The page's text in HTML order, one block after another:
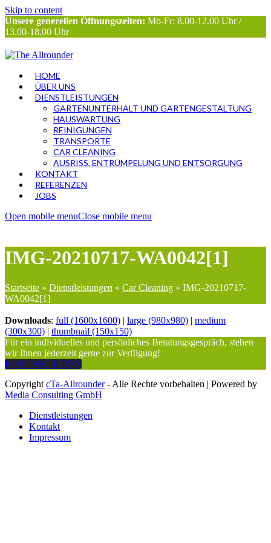
Skip to content
Unsere generellen Öffnungszeiten: Mo-Fr: 8.00-12.00 Uhr /
13.00-18.00 Uhr
HOME
ÜBER UNS
DIENSTLEISTUNGEN
GARTENUNTERHALT UND GARTENGESTALTUNG
HAUSWARTUNG
REINIGUNGEN
TRANSPORTE
CAR CLEANING
AUSRISS, ENTRÜMPELUNG UND ENTSORGUNG
KONTAKT
REFERENZEN
JOBS
Open mobile menuClose mobile menu
IMG-20210717-WA0042[1]
Startseite » Dienstleistungen » Car Cleaning » IMG-20210717-
WA0042[1]
Downloads: full (1600x1600) | large (980x980) | medium
(300x300) | thumbnail (150x150)
Für ein individuelles und persönliches Beratungsgespräch, stehen
wir Ihnen jederzeit gerne zur Verfügung!
KONTAKTIEREN
Copyright cTa-Allrounder- Alle Rechte vorbehalten | Powered by
Media Consulting GmbH
Dienstleistungen
Kontakt
Impressum